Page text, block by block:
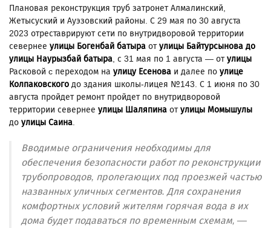
Плановая реконструкция труб затронет Алмалинский,
Жетысуский и Ауэзовский районы. С 29 мая по 30 августа
2023 отреставрируют сети по внутридворовой территории
севернее улицы Богенбай батыра отулицы Байтурсынова до
улицы Наурызбай батыра, с 31 мая по 1 августа — отулицы
Расковой c переходом на улицу Есенова и далее по улице
Колпаковского до здания школы-лицея №143. С 1 июня по 30
августа пройдет ремонт пройдет по внутридворовой
территории севернее улицы Шаляпина отулицы Момышулы
до улицы Саина.
Вводимые ограничения необходимы для
обеспечения безопасности работ по реконструкции
трубопроводов, пролегающих под проезжей частью
названных уличных сегментов. Для сохранения
комфортных условий жителям горячая вода в их
дома будет подаваться по временным схемам, —